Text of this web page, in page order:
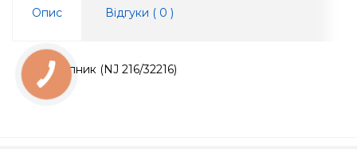
Опис Відгуки ( 0 )
Підшипник (NJ 216/32216)
КНОПКА
ЗВ'ЯЗКУ